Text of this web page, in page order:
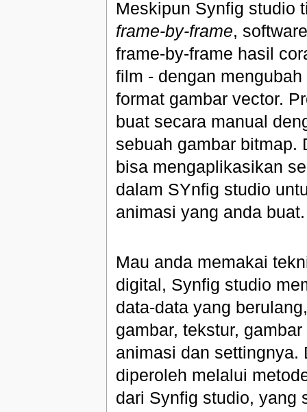
Meskipun Synfig studio
frame-by-frame,
frame-by-frame hasil
film - dengan
format gambar vector.
buat secara manual
sebuah gambar bitmap.
bisa mengaplikasikan
dalam SYnfig studio
animasi yang anda buat.
Mau anda memakai
digital, Synfig studio
data-data yang
gambar, tekstur,
animasi dan settingnya.
diperoleh melalui
dari Synfig studio, yang